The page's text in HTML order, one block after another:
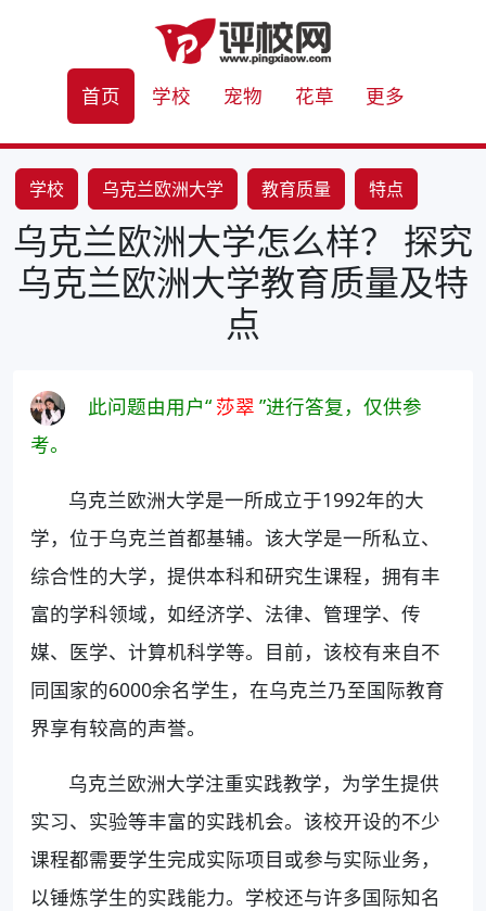
首页 学校 宠物 花草 更多
学校 乌克兰欧洲大学 教育质量 特点
乌克兰欧洲大学怎么样？ 探究
乌克兰欧洲大学教育质量及特
点
此问题由用户“ 莎翠 ”进行答复，仅供参
考。
乌克兰欧洲大学是一所成立于1992年的大
学，位于乌克兰首都基辅。该大学是一所私立、
综合性的大学，提供本科和研究生课程，拥有丰
富的学科领域，如经济学、法律、管理学、传
媒、医学、计算机科学等。目前，该校有来自不
同国家的6000余名学生，在乌克兰乃至国际教育
界享有较高的声誉。
乌克兰欧洲大学注重实践教学，为学生提供
实习、实验等丰富的实践机会。该校开设的不少
课程都需要学生完成实际项目或参与实际业务，
以锤炼学生的实践能力。学校还与许多国际知名